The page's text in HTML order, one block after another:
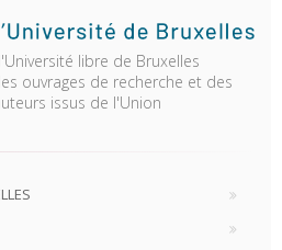
libre de Bruxelles
ouvrages de recherche et des
issus de l'Union